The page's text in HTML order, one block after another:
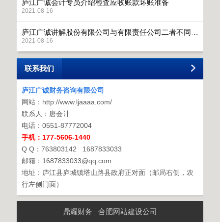
庐江广诚会计专员介绍检査应收账款坏账准备
2021-08-16
庐江广诚讲解股份有限公司与有限责任公司二者不同之处分析
2021-08-16
联系我们
庐江广诚财务咨询有限公司
网站：http://www.ljaaaa.com/
联系人：唐会计
电话：0551-87772004
手机：177-5606-1440
Q Q：763803142 1687833033
邮箱：1687833033@qq.com
地址：庐江县庐城镇塔山路县政府正对面（邮局右侧，农
行左侧门面）
鼎耀财务 合肥网站建设公司